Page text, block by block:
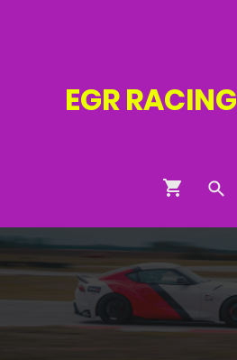
EGRRACING